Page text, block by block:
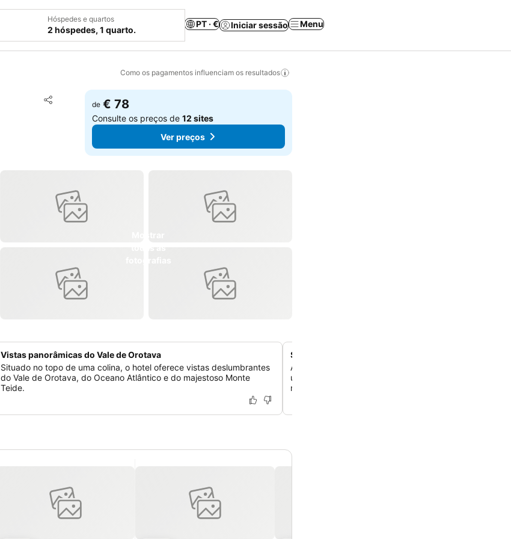
Hóspedes e quartos
2 hóspedes, 1 quarto.
PT · € Iniciar sessão Menu
Como os pagamentos influenciam os resultados
Partilhar
Adicionar aos favoritos
de € 78
Consulte os preços de12 sites
Ver preços
Vistas panorâmicas do Vale de Orotava
Situado no topo de uma colina, o hotel oferece vistas deslumbrantes
do Vale de Orotava, do Oceano Atlântico e do majestoso Monte
Teide.
Suítes espaçosas com varandas privativas
Aproveite suítes amplas com sala de estar separada,
uma grande varanda ou terraço com vistas
mar ou para a montanha.